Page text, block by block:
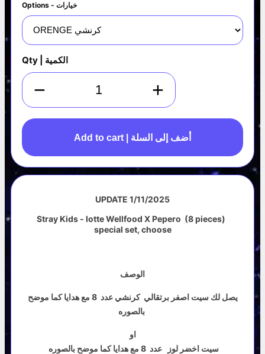
Options - خيارات
Qty | الكمية
− +
Add to cart | أضف إلى السلة
UPDATE 1/11/2025
Stray Kids - lotte Wellfood X Pepero (8 pieces)
special set, choose
الوصف
يصل لك سيت اصفر برتقالي كرنشي عدد 8 مع هدايا كما موضح
او
سيت اخضر لوز عدد 8 مع هدايا كما موضح بالصوره